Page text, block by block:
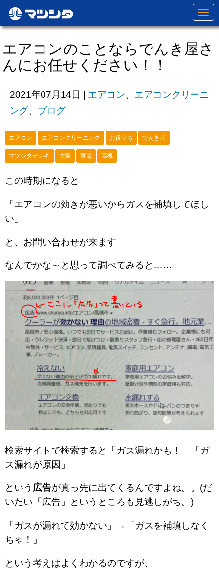
N
a
v
g
a
o
エアコンのことならでんき屋さ
んにお任せください！！
2021年07月14日 | エアコン、 エアコンクリーニ
ング、 ブログ
エアコン エアコンクリーニング お役立ち でんき屋
マツシタデンキ 大阪 家電 高槻
この時期になると
「エアコンの効きが悪いからガスを補填してほし
い」
と、お問い合わせが来ます
なんでかな～と思って調べてみると……
検索サイトで検索すると「ガス漏れかも！」「ガ
ス漏れが原因」
という 広告が真っ先に出てくるんですよね。。(だ
いたい「広告」というところも見逃しがち。)
「ガスが漏れて効かない」→「ガスを補填しなく
ちゃ！」
という考えはよくわかるのですが、